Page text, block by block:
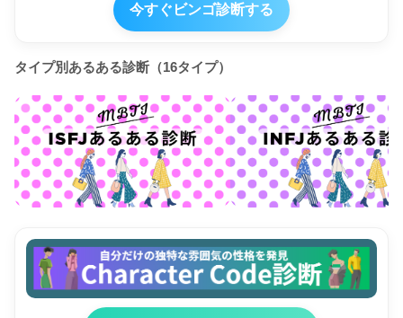
今すぐビンゴ診断する
タイプ別あるある診断（16タイプ）